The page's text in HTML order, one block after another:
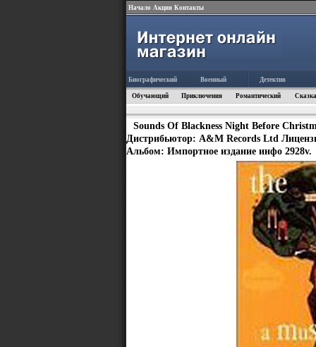
Начало Акция Контакты
Биографический Военный Детектив
Обучающий Приключения Романтический
Sounds Of Blackness Night Before
Дистрибьютор: A&M Records Ltd
Альбом: Импортное издание инфо 2928v.